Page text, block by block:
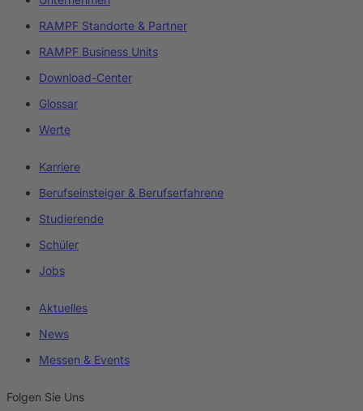
RAMPF Standorte & Partner
RAMPF Business Units
Download-Center
Glossar
Werte
Karriere
Berufseinsteiger & Berufserfahrene
Studierende
Schüler
Jobs
Aktuelles
News
Messen & Events
Folgen Sie Uns